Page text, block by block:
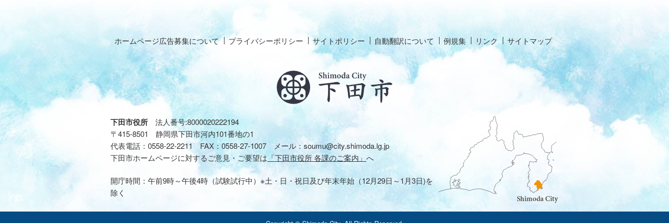
ホームページ広告募集について プライバシーポリシー サイトポリシー 自動翻訳について 例規集 リンク サイトマップ
下田市役所 法人番号:8000020222194
〒415-8501 静岡県下田市河内101番地の1
代表電話： 0558-22-2211 FAX：0558-27-1007メール： soumu@city.shimoda.lg.jp
下田市ホームページに対するご意見・ご要望は「下田市役所 各課のご案内」 へ
開庁時間：午前9時～午後4時（試験試行中）※土・日・祝日及び年末年始（12月29日～1月3日)を
除く